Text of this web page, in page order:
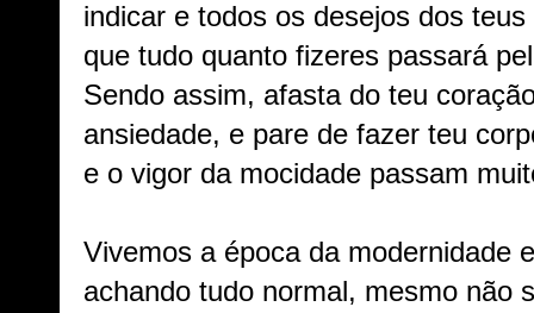
indicar e todos os desejos dos
que tudo quanto fizeres passará
Sendo assim, afasta do teu
ansiedade, e pare de fazer teu
e o vigor da mocidade passam
Vivemos a época da modernidade
achando tudo normal, mesmo não